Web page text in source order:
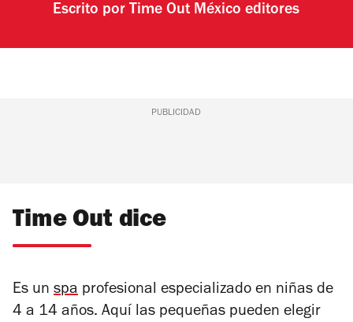
Escrito por Time Out México editores
PUBLICIDAD
Time Out dice
Es un spa profesional especializado en niñas de
4 a 14 años. Aquí las pequeñas pueden elegir